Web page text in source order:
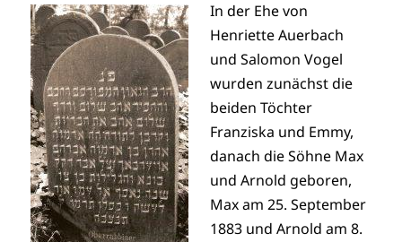
In der Ehe von
Henriette Auerbach
und Salomon Vogel
wurden zunächst die
beiden Töchter
Franziska und Emmy,
danach die Söhne Max
und Arnold geboren,
Max am 25. September
1883 und Arnold am 8.